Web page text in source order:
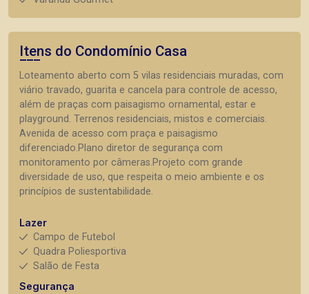
Itens do Condomínio Casa
Loteamento aberto com 5 vilas residenciais muradas, com
viário travado, guarita e cancela para controle de acesso,
além de praças com paisagismo ornamental, estar e
playground. Terrenos residenciais, mistos e comerciais.
Avenida de acesso com praça e paisagismo
diferenciado.Plano diretor de segurança com
monitoramento por câmeras.Projeto com grande
diversidade de uso, que respeita o meio ambiente e os
princípios de sustentabilidade.
Lazer
Campo de Futebol
Quadra Poliesportiva
Salão de Festa
Segurança